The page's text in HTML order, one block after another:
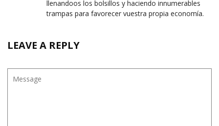
llenandoos los bolsillos y haciendo innumerables
trampas para favorecer vuestra propia economía.
LEAVE A REPLY